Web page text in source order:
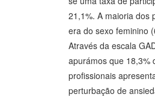
21,1%. A maioria dos
era do sexo feminino
Através da escala
apurámos que 18,3%
profissionais
perturbação de